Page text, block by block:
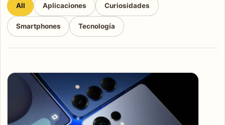
All Aplicaciones Curiosidades
Smartphones Tecnología
Articles